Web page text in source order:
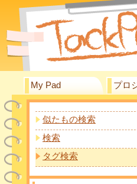
My Pad プロ
似たもの検索
検索
タグ検索